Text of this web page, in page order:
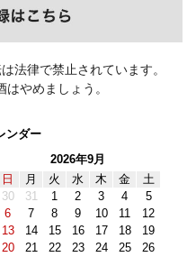
法律で禁止されています。
やめましょう。
ンダー
2026年9月
日
月 火 水 木 金
土
30
31 1 2 3 4
5
6
7 8 9 10 11
12
13
14 15 16 17 18
19
20
21 22 23 24 25
26